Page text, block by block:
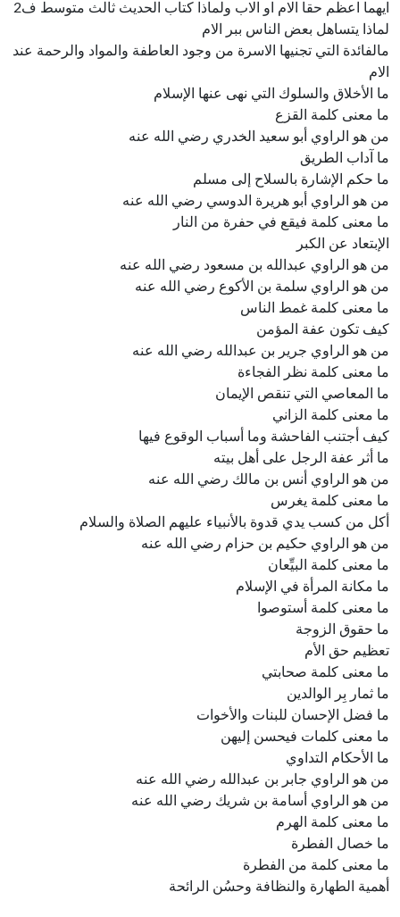
ايهما اعظم حقا الام او الاب ولماذا كتاب الحديث ثالث متوسط ف2
لماذا يتساهل بعض الناس ببر الام
مالفائدة التي تجنيها الاسرة من وجود العاطفة والمواد والرحمة عند
الام
ما الأخلاق والسلوك التي نهى عنها الإسلام
ما معنى كلمة القزع
من هو الراوي أبو سعيد الخدري رضي الله عنه
ما آداب الطريق
ما حكم الإشارة بالسلاح إلى مسلم
من هو الراوي أبو هريرة الدوسي رضي الله عنه
ما معنى كلمة فيقع في حفرة من النار
الإبتعاد عن الكبر
من هو الراوي عبدالله بن مسعود رضي الله عنه
من هو الراوي سلمة بن الأكوع رضي الله عنه
ما معنى كلمة غمط الناس
كيف تكون عفة المؤمن
من هو الراوي جرير بن عبدالله رضي الله عنه
ما معنى كلمة نظر الفجاءة
ما المعاصي التي تنقص الإيمان
ما معنى كلمة الزاني
كيف أجتنب الفاحشة وما أسباب الوقوع فيها
ما أثر عفة الرجل على أهل بيته
من هو الراوي أنس بن مالك رضي الله عنه
ما معنى كلمة يغرس
أكل من كسب يدي قدوة بالأنبياء عليهم الصلاة والسلام
من هو الراوي حكيم بن حزام رضي الله عنه
ما معنى كلمة البيِّعان
ما مكانة المرأة في الإسلام
ما معنى كلمة أستوصوا
ما حقوق الزوجة
تعظيم حق الأم
ما معنى كلمة صحابتي
ما ثمار بِر الوالدين
ما فضل الإحسان للبنات والأخوات
ما معنى كلمات فيحسن إليهن
ما الأحكام التداوي
من هو الراوي جابر بن عبدالله رضي الله عنه
من هو الراوي أسامة بن شريك رضي الله عنه
ما معنى كلمة الهرم
ما خصال الفطرة
ما معنى كلمة من الفطرة
أهمية الطهارة والنظافة وحسُن الرائحة